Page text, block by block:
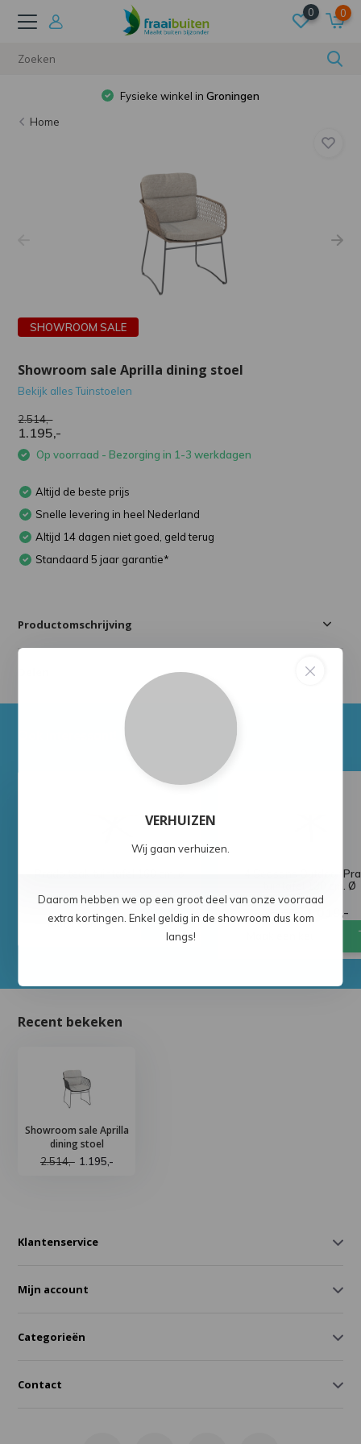
0 0
Fysieke winkel inGroningen
Home
SHOWROOM SALE
Showroom sale Aprilla dining stoel
Bekijk alles Tuinstoelen
2.514,-
1.195,-
Op voorraad - Bezorging in 1-3 werkdagen
Altijd de beste prijs
Snelle levering in heel Nederland
Altijd 14 dagen niet goed, geld terug
Standaard 5 jaar garantie*
Productomschrijving
1.458,- 1.259,-
4 Seasons Outdoor
tuintafel 130 cm. Ø
1.198,- 1.019,-
Recent bekeken
Showroom sale Aprilla
dining stoel
2.514,- 1.195,-
Klantenservice
Mijn account
Categorieën
Contact
VERHUIZEN
Wij gaan verhuizen.
Daarom hebben we op een groot deel van onze voorraad
extra kortingen. Enkel geldig in de showroom dus kom
langs!